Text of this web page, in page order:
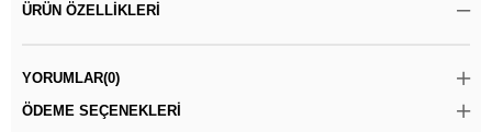
ÜRÜN ÖZELLIKLERI
YORUMLAR(0)
ÖDEME SEÇENEKLERI